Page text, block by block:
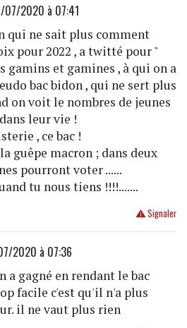
07/2020 à 07:41
qui ne sait plus comment
pour 2022 , a twitté pour "
gamins et gamines , à qui on a
bac bidon , qui ne sert plus
on voit le nombres de jeunes
leur vie !
, ce bac !
guêpe macron ; dans deux
pourront voter ......
tu nous tiens !!!!.......
Signaler
2020 à 07:36
a gagné en rendant le bac
facile c'est qu'il n'a plus
il ne vaut plus rien